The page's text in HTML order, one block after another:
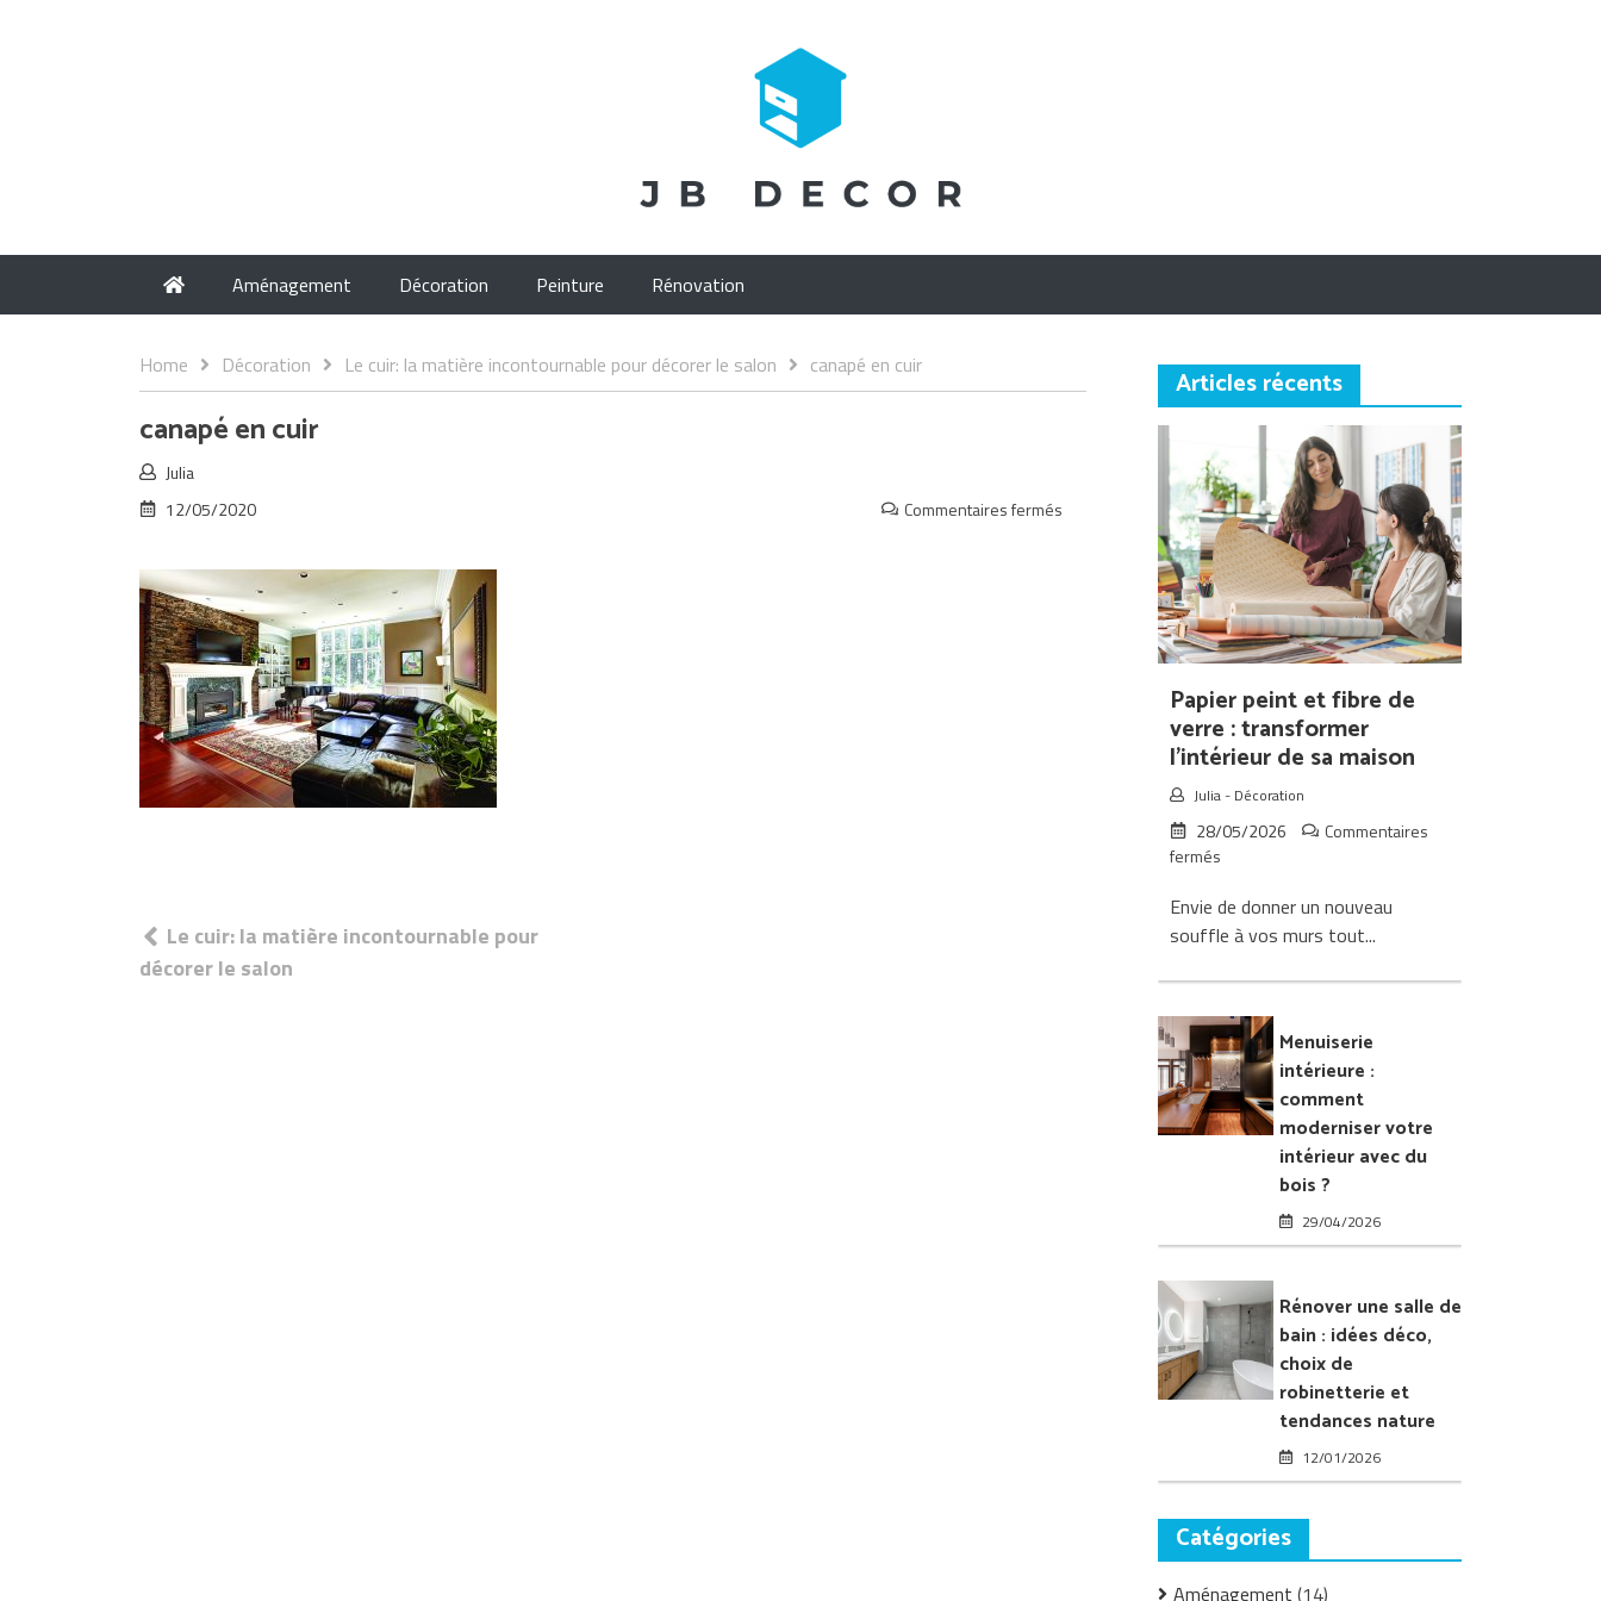
Aménagement Décoration Peinture Rénovation
Home Décoration Le cuir: la matière incontournable pour décorer le salon canapé en cuir
canapé en cuir
Julia
12/05/2020
Commentaires fermés
Navigation
deLe cuir: la matière incontournable pour
décorer le salon
Articles récents
Papier peint et fibre de
verre : transformer
l’intérieur de sa maison
Julia- Décoration
28/05/2026
Commentaires
fermés
peint
et
de
:
transformer
l’intérieur
de
sa
Envie de donner un nouveau
souffle à vos murs tout...
Menuiserie
intérieure :
comment
moderniser votre
intérieur avec du
bois ?
29/04/2026
Rénover une salle de
bain : idées déco,
choix de
robinetterie et
tendances nature
12/01/2026
Catégories
Aménagement (14)